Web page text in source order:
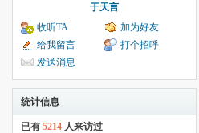
于天言
收听TA
加为好友
给我留言
打个招呼
发送消息
统计信息
已有 5214 人来访过